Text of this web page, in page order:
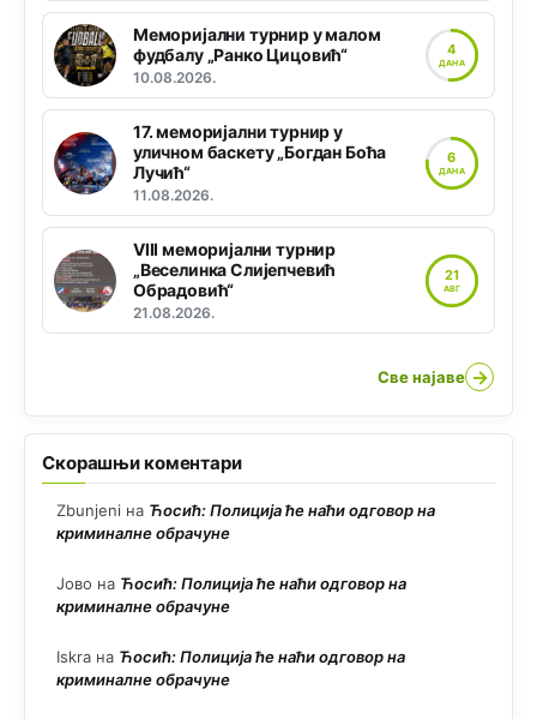
Меморијални турнир у малом
фудбалу „Ранко Цицовић“
10.08.2026.
4
ДАНА
17. меморијални турнир у
уличном баскету „Богдан Боћа
Лучић“
11.08.2026.
6
ДАНА
VIII меморијални турнир
„Веселинка Слијепчевић
Обрадовић“
21.08.2026.
21
АВГ
Све најаве →
Скорашњи коментари
Zbunjeni на Ћосић: Полиција ће наћи одговор на
криминалне обрачуне
Јово на Ћосић: Полиција ће наћи одговор на
криминалне обрачуне
Iskra на Ћосић: Полиција ће наћи одговор на
криминалне обрачуне